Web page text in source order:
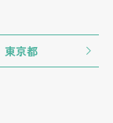
東京都